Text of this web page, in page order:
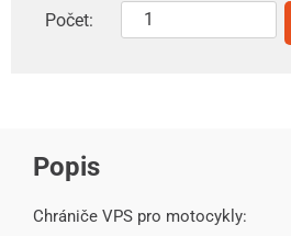
Počet:
Popis
Chrániče VPS pro motocykly: